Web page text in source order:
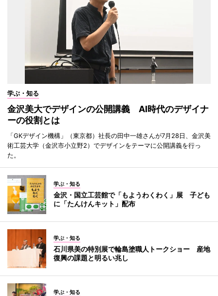
学ぶ・知る
金沢美大でデザインの公開講義 AI時代のデザイナ
ーの役割とは
「GKデザイン機構」（東京都）社長の田中一雄さんが7月28日、金沢美
術工芸大学（金沢市小立野2）でデザインをテーマに公開講義を行っ
た。
学ぶ・知る
金沢・国立工芸館で「もようわくわく」展 子ども
に「たんけんキット」配布
学ぶ・知る
石川県美の特別展で輪島塗職人トークショー 産地
復興の課題と明るい兆し
学ぶ・知る